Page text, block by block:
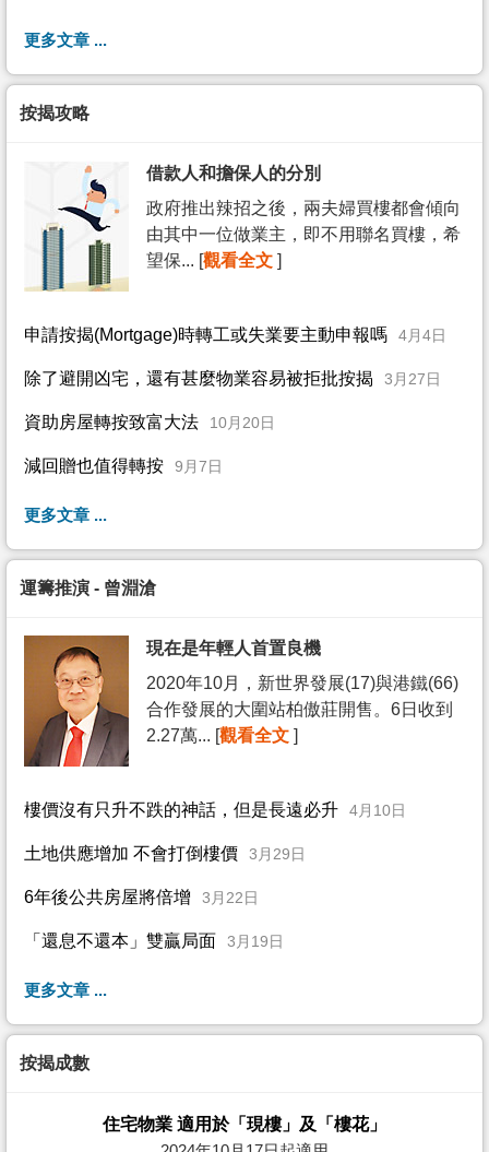
更多文章 ...
按揭攻略
借款人和擔保人的分別
政府推出辣招之後，兩夫婦買樓都會傾向
由其中一位做業主，即不用聯名買樓，希
望保... [觀看全文 ]
申請按揭(Mortgage)時轉工或失業要主動申報嗎 4月4日
除了避開凶宅，還有甚麼物業容易被拒批按揭 3月27日
資助房屋轉按致富大法 10月20日
減回贈也值得轉按 9月7日
更多文章 ...
運籌推演 - 曾淵滄
現在是年輕人首置良機
2020年10月，新世界發展(17)與港鐵(66)
合作發展的大圍站柏傲莊開售。6日收到
2.27萬... [觀看全文 ]
樓價沒有只升不跌的神話，但是長遠必升 4月10日
土地供應增加 不會打倒樓價 3月29日
6年後公共房屋將倍增 3月22日
「還息不還本」雙贏局面 3月19日
更多文章 ...
按揭成數
住宅物業 適用於「現樓」及「樓花」